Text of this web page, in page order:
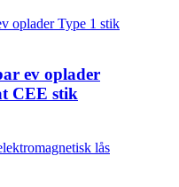
ev oplader
CEE stik